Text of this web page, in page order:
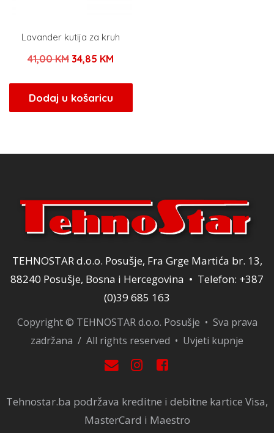
Lavander kutija za kruh
41,00KM Izvorna
bila
je:
34,85 KMTrenutna
34,85 KM.
Dodaj u košaricu
TEHNOSTAR d.o.o. Posušje, Fra Grge Martića br. 13,
88240 Posušje, Bosna i Hercegovina • Telefon: +387
(0)39 685 163
Copyright © TEHNOSTAR d.o.o. Posušje • Sva prava
zadržana / All rights reserved • Uvjeti kupnje
Tehnostar.ba podržava kreditne i debitne kartice Visa,
MasterCard i Maestro